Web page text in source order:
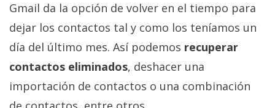
Foros
Contacto
Sobre
Gmail da la opción de volver en el tiempo para
dejar los contactos tal y como los teníamos un
día del último mes. Así podemos recuperar
contactos eliminados, deshacer una
importación de contactos o una combinación